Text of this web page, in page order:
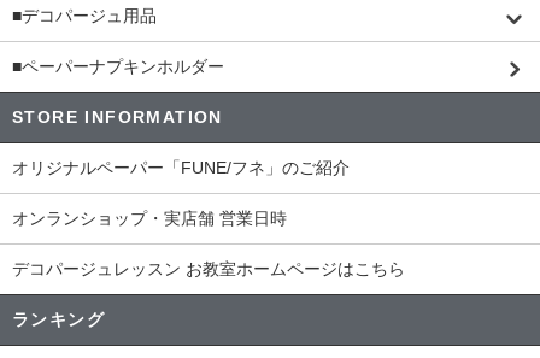
■デコパージュ用品
■ペーパーナプキンホルダー
STORE INFORMATION
オリジナルペーパー「FUNE/フネ」のご紹介
オンランショップ・実店舗 営業日時
デコパージュレッスン お教室ホームページはこちら
ランキング